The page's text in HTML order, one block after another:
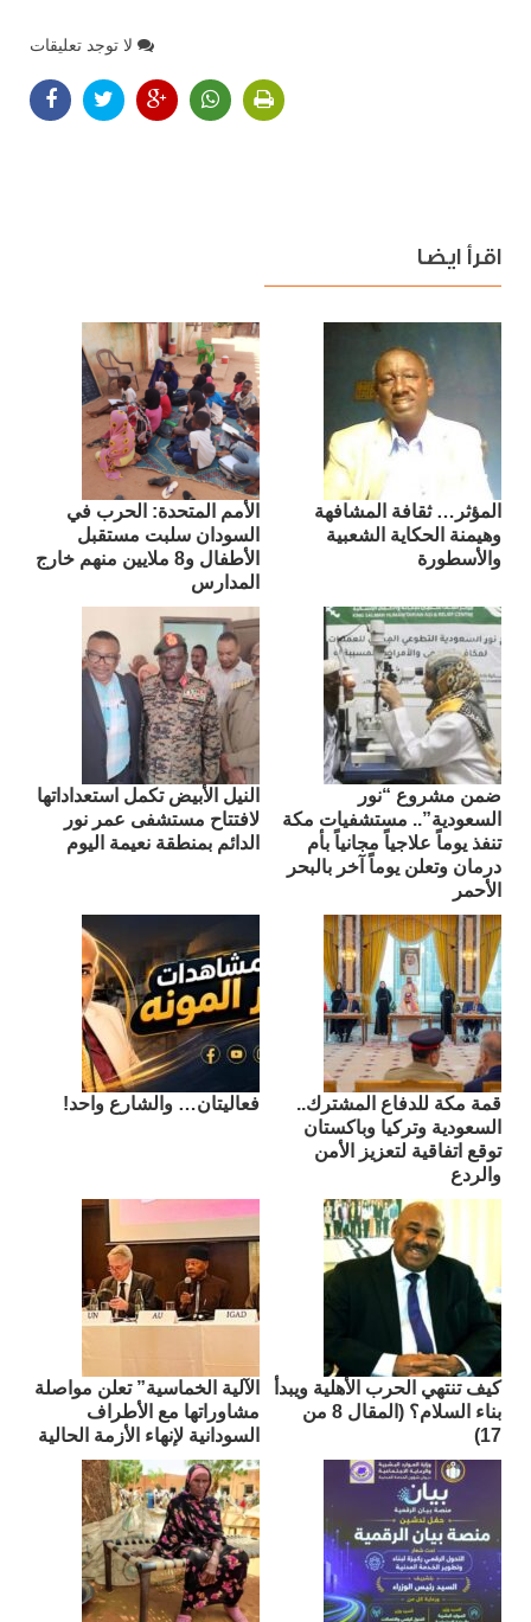
لا توجد تعليقات
اقرأ ايضا
المؤثر… ثقافة المشافهة
وهيمنة الحكاية الشعبية
والأسطورة
الأمم المتحدة: الحرب في
السودان سلبت مستقبل
الأطفال و8 ملايين منهم خارج
المدارس
ضمن مشروع “نور
السعودية”.. مستشفيات مكة
تنفذ يوماً علاجياً مجانياً بأم
درمان وتعلن يوماً آخر بالبحر
الأحمر
النيل الأبيض تكمل استعداداتها
لافتتاح مستشفى عمر نور
الدائم بمنطقة نعيمة اليوم
قمة مكة للدفاع المشترك..
السعودية وتركيا وباكستان
توقع اتفاقية لتعزيز الأمن
والردع
فعاليتان… والشارع واحد!
كيف تنتهي الحرب الأهلية ويبدأ
بناء السلام؟ (المقال 8 من
17)
الآلية الخماسية” تعلن مواصلة
مشاوراتها مع الأطراف
السودانية لإنهاء الأزمة الحالية